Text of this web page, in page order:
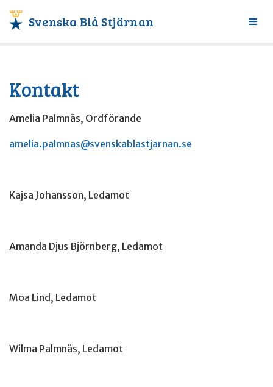
Svenska Blå Stjärnan
Växla
Kontakt
Amelia Palmnäs, Ordförande
amelia.palmnas@svenskablastjarnan.se
Kajsa Johansson, Ledamot
Amanda Djus Björnberg, Ledamot
Moa Lind, Ledamot
Wilma Palmnäs, Ledamot